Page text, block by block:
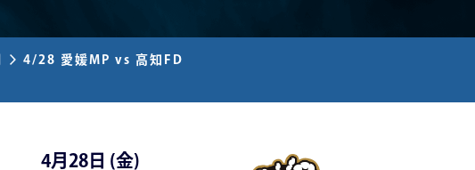
4/28 愛媛MP vs 高知FD
4月28日 (金)